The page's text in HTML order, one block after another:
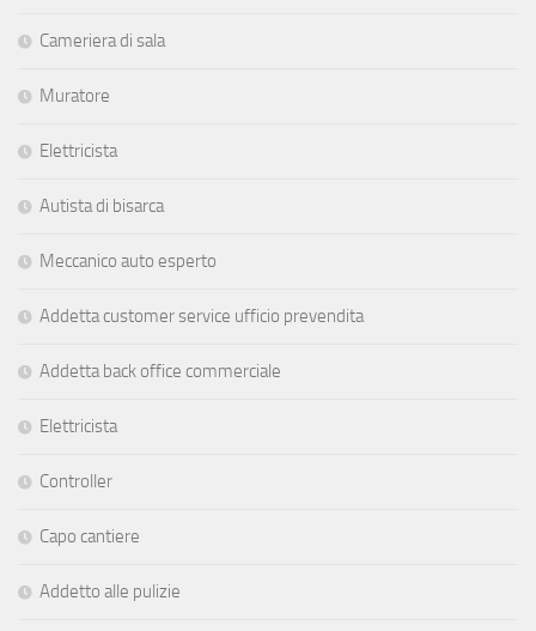
Cameriera di sala
Muratore
Elettricista
Autista di bisarca
Meccanico auto esperto
Addetta customer service ufficio prevendita
Addetta back office commerciale
Elettricista
Controller
Capo cantiere
Addetto alle pulizie